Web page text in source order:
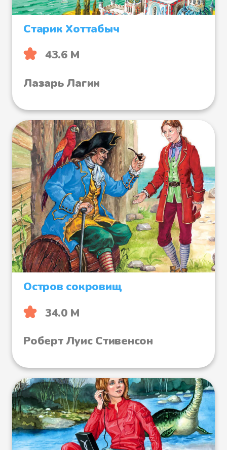
Старик Хоттабыч
43.6 М
Лазарь Лагин
Остров сокровищ
34.0 М
Роберт Луис Стивенсон